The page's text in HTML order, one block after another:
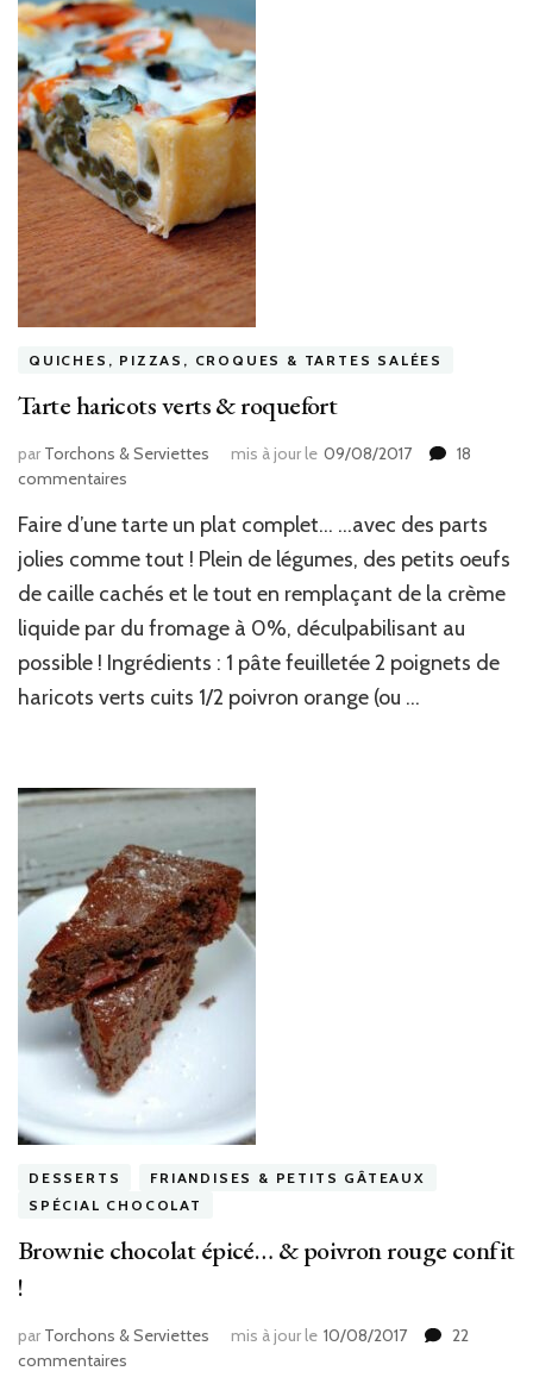
QUICHES, PIZZAS, CROQUES & TARTES SALÉES
Tarte haricots verts & roquefort
par Torchons & Serviettes mis à jour le 09/08/2017
18
commentaires
haricots
verts
roquefort
Faire d’une tarte un plat complet… …avec des parts
jolies comme tout ! Plein de légumes, des petits oeufs
de caille cachés et le tout en remplaçant de la crème
liquide par du fromage à 0%, déculpabilisant au
possible ! Ingrédients : 1 pâte feuilletée 2 poignets de
haricots verts cuits 1/2 poivron orange (ou …
DESSERTS
FRIANDISES & PETITS GÂTEAUX
SPÉCIAL CHOCOLAT
Brownie chocolat épicé… & poivron rouge confit
!
par Torchons & Serviettes mis à jour le 10/08/2017
22
commentaires